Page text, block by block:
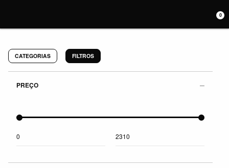
0
CATEGORIAS FILTROS
PREÇO